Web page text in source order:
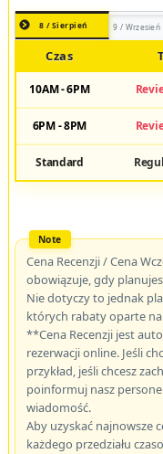
8 / Sierpień 9 / Wrzesień
Czas
10AM - 6PM
6PM - 8PM
Standard
Cena Recenzji / Cena
obowiązuje, gdy
Nie dotyczy to jednak
których rabaty oparte
**Cena Recenzji jest
rezerwacji online. Jeśli
przykład, jeśli chcesz
poinformuj nasz
wiadomość.
Aby uzyskać najnowsze
każdego przedziału